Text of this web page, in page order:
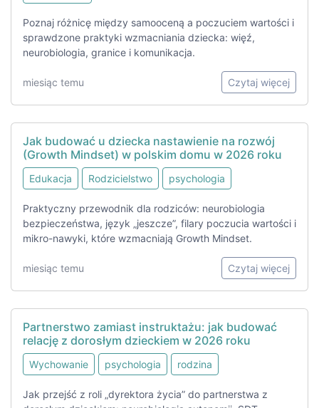
Poznaj różnicę między samooceną a poczuciem wartości i
sprawdzone praktyki wzmacniania dziecka: więź,
neurobiologia, granice i komunikacja.
miesiąc temu Czytaj więcej
Jak budować u dziecka nastawienie na rozwój
(Growth Mindset) w polskim domu w 2026 roku
Edukacja Rodzicielstwo psychologia
Praktyczny przewodnik dla rodziców: neurobiologia
bezpieczeństwa, język „jeszcze”, filary poczucia wartości i
mikro-nawyki, które wzmacniają Growth Mindset.
miesiąc temu Czytaj więcej
Partnerstwo zamiast instruktażu: jak budować
relację z dorosłym dzieckiem w 2026 roku
Wychowanie psychologia rodzina
Jak przejść z roli „dyrektora życia” do partnerstwa z